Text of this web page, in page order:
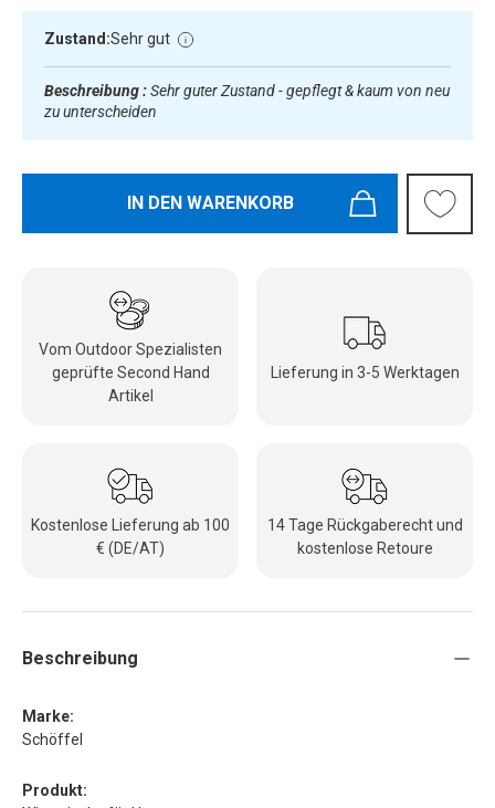
Zustand:Sehr gut
Beschreibung :Sehr guter Zustand - gepflegt & kaum von neu
zu unterscheiden
IN DEN WARENKORB
Vom Outdoor Spezialisten
geprüfte Second Hand
Artikel
Lieferung in 3-5 Werktagen
Kostenlose Lieferung ab 100
€ (DE/AT)
14 Tage Rückgaberecht und
kostenlose Retoure
Beschreibung
Marke:
Schöffel
Produkt: